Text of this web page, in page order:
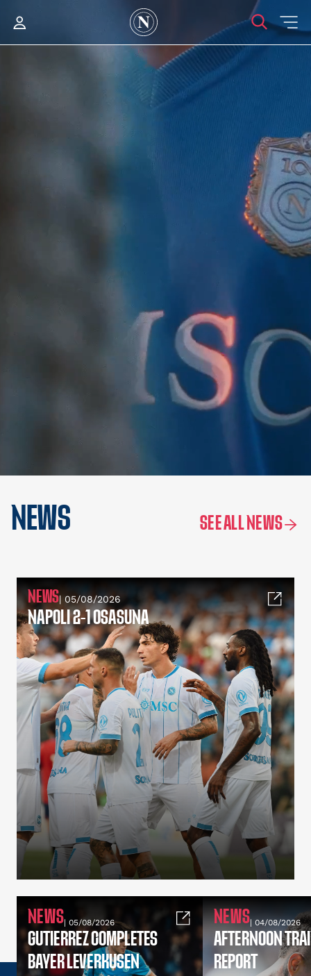
NEWS SEE ALL NEWS
NEWS| 05/08/2026
NAPOLI 2-1 OSASUNA
NEWS| 05/08/2026
GUTIERREZ COMPLETES
BAYER LEVERKUSEN
NEWS| 04/08/2026
AFTERNOON
REPORT